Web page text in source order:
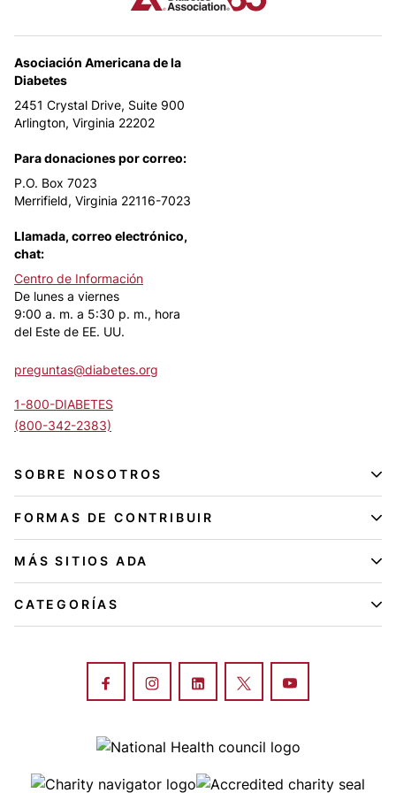
Asociación Americana de la
Diabetes
2451 Crystal Drive, Suite 900
Arlington, Virginia 22202
Para donaciones por correo:
P.O. Box 7023
Merrifield, Virginia 22116-7023
Llamada, correo electrónico,
chat:
Centro de Información
De lunes a viernes
9:00 a. m. a 5:30 p. m., hora
del Este de EE. UU.
preguntas@diabetes.org
1-800-DIABETES
(800-342-2383)
SOBRE NOSOTROS
FORMAS DE CONTRIBUIR
MÁS SITIOS ADA
CATEGORÍAS
Image
Image Image